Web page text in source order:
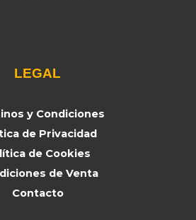
LEGAL
y Condiciones
de Privacidad
de Cookies
de Venta
Contacto